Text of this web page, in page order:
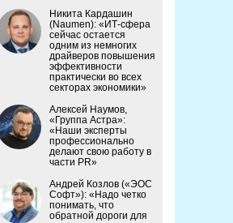
Никита Кардашин
(Naumen): «ИТ-сфера
сейчас остается
одним из немногих
драйверов повышения
эффективности
практически во всех
секторах экономики»
Алексей Наумов,
«Группа Астра»:
«Наши эксперты
профессионально
делают свою работу в
части PR»
Андрей Козлов («ЭОС
Софт»): «Надо четко
понимать, что
обратной дороги для